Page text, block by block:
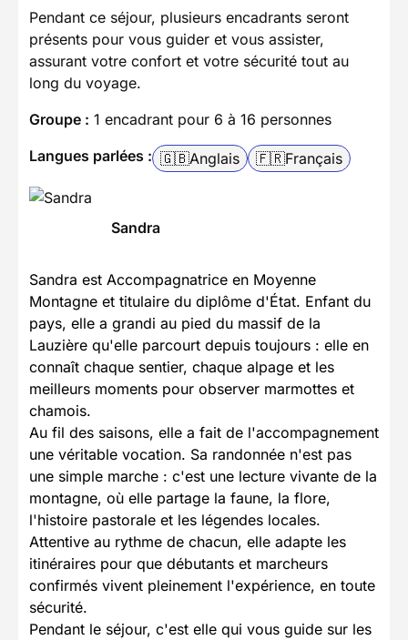
Pendant ce séjour, plusieurs encadrants seront
présents pour vous guider et vous assister,
assurant votre confort et votre sécurité tout au
long du voyage.
Groupe : 1 encadrant pour 6 à 16 personnes
Langues parlées : 🇬🇧Anglais 🇫🇷Français
Sandra
Sandra est Accompagnatrice en Moyenne
Montagne et titulaire du diplôme d'État. Enfant du
pays, elle a grandi au pied du massif de la
Lauzière qu'elle parcourt depuis toujours : elle en
connaît chaque sentier, chaque alpage et les
meilleurs moments pour observer marmottes et
chamois.
Au fil des saisons, elle a fait de l'accompagnement
une véritable vocation. Sa randonnée n'est pas
une simple marche : c'est une lecture vivante de la
montagne, où elle partage la faune, la flore,
l'histoire pastorale et les légendes locales.
Attentive au rythme de chacun, elle adapte les
itinéraires pour que débutants et marcheurs
confirmés vivent pleinement l'expérience, en toute
sécurité.
Pendant le séjour, c'est elle qui vous guide sur les